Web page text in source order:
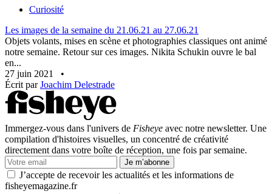
Curiosité
Les images de la semaine du 21.06.21 au 27.06.21
Objets volants, mises en scène et photographies classiques ont animé
notre semaine. Retour sur ces images. Nikita Schukin ouvre le bal
en...
27 juin 2021
•
Écrit parJoachim Delestrade
Immergez-vous dans l'univers de Fisheye avec notre newsletter. Une
compilation d'histoires visuelles, un concentré de créativité
directement dans votre boîte de réception, une fois par semaine.
Je m’abonne
J’accepte de recevoir les actualités et les informations de
fisheyemagazine.fr